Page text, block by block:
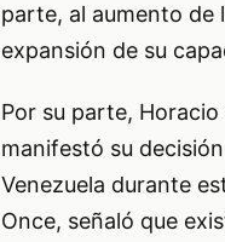
parte, al aumento de
expansión de su
Por su parte,
manifestó su
Venezuela durante
Once, señaló que